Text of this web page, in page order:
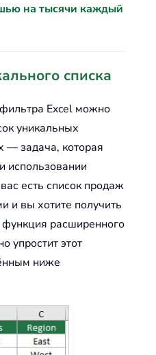
на тысячи каждый
списка
Excel можно
уникальных
— задача, которая
использовании
есть список продаж
и вы хотите получить
функция расширенного
упростит этот
ниже